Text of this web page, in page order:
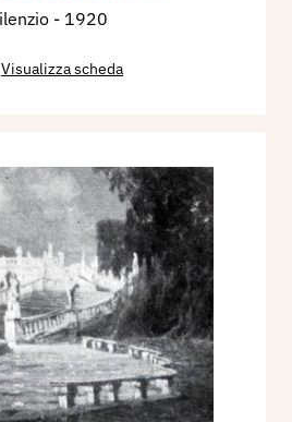
- 1920
Visualizza scheda